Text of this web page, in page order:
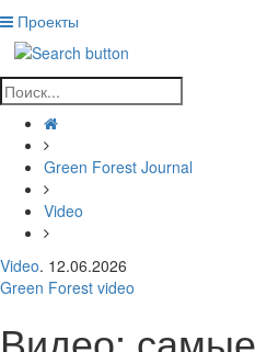
Проекты
Green Forest Journal
Video
Video. 12.06.2026
Green Forest video